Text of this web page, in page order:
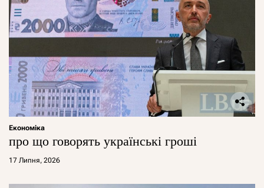
Економіка
про що говорять українські гроші
17 Липня, 2026